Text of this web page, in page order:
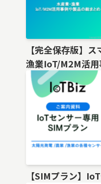
【完全保存版】
漁業IoT/M2M活用
【SIMプラン】